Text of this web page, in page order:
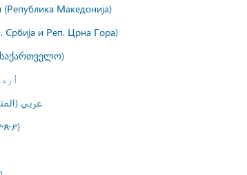
(Република Македонија)
Србија и Реп. Црна Гора)
عربي